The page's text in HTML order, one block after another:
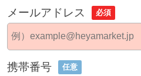
メールアドレス 必須
携帯番号 任意